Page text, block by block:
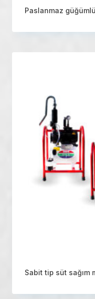
Paslanmaz
Sabit tip süt sağım